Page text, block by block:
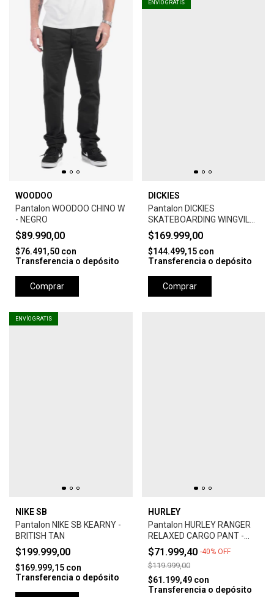
WOODOO
Pantalon WOODOO CHINO W
- NEGRO
$89.990,00
$76.491,50 con
Transferencia o depósito
Comprar
ENVÍO GRATIS
DICKIES
Pantalon DICKIES
SKATEBOARDING WINGVILLE
DENIM-LIGHT DENIM
$169.999,00
$144.499,15 con
Transferencia o depósito
Comprar
ENVÍO GRATIS
NIKE SB
Pantalon NIKE SB KEARNY -
BRITISH TAN
$199.999,00
$169.999,15 con
Transferencia o depósito
HURLEY
Pantalon HURLEY RANGER
RELAXED CARGO PANT -
DARK STONE GREY
$71.999,40 -40% OFF
$119.999,00
$61.199,49 con
Transferencia o depósito